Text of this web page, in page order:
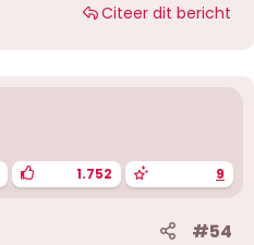
Citeer dit bericht
1.752 9
#54